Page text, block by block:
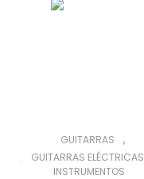
GUITARRAS ,
GUITARRAS ELÉCTRICAS
INSTRUMENTOS